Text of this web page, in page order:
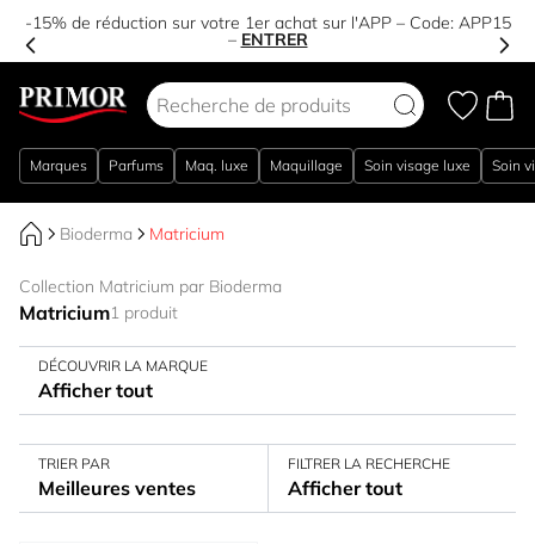
-15% de réduction sur votre 1er achat sur l'APP – Code: APP15
– ENTRER
Marques Parfums Maq. luxe Maquillage Soin visage luxe Soin
Bioderma Matricium
Collection Matricium par Bioderma
Matricium1 produit
DÉCOUVRIR LA MARQUE
Afficher tout
TRIER PAR
Meilleures ventes
FILTRER LA RECHERCHE
Afficher tout